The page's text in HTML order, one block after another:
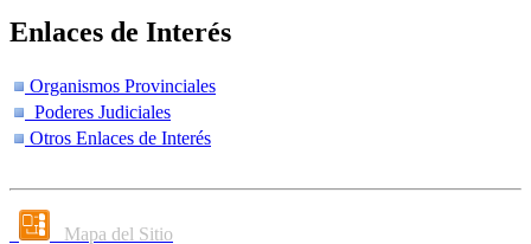
Enlaces de Interés
Organismos Provinciales
Poderes Judiciales
Otros Enlaces de Interés
Mapa del Sitio